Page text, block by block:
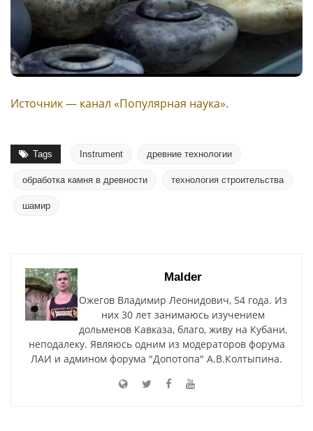
Источник — канал «Популярная наука».
Tags Instrument древние технологии
обработка камня в древности технология строительства
шамир
Malder
Ожегов Владимир Леонидович, 54 года. Из
них 30 лет занимаюсь изучением
дольменов Кавказа, благо, живу на Кубани,
неподалеку. Являюсь одним из модераторов форума
ЛАИ и админом форума "Допотопа" А.В.Колтыпина.